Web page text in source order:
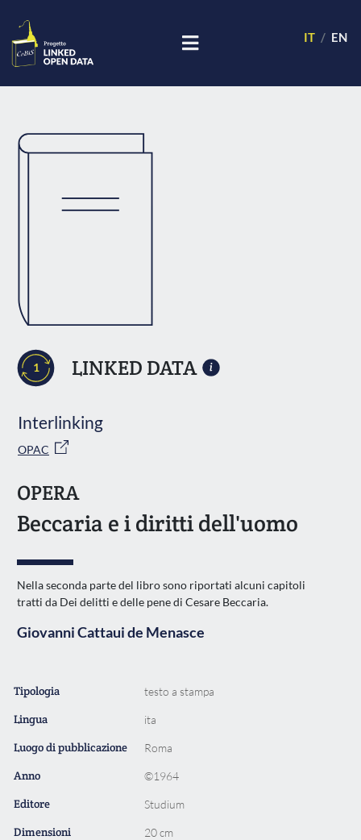
IT EN
1 LINKED DATA
Interlinking
OPAC
OPERA
Beccaria e i diritti dell'uomo
Nella seconda parte del libro sono riportati alcuni capitoli
tratti da Dei delitti e delle pene di Cesare Beccaria.
Giovanni Cattaui de Menasce
Tipologia testo a stampa
Lingua ita
Luogo di pubblicazione Roma
Anno ©1964
Editore Studium
Dimensioni 20 cm